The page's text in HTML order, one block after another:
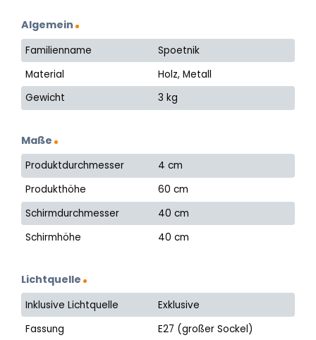
Algemein
Familienname
Spoetnik
Material
Holz, Metall
Gewicht
3 kg
Maße
Produktdurchmesser
4 cm
Produkthöhe
60 cm
Schirmdurchmesser
40 cm
Schirmhöhe
40 cm
Lichtquelle
Inklusive Lichtquelle
Exklusive
Fassung
E27 (großer Sockel)